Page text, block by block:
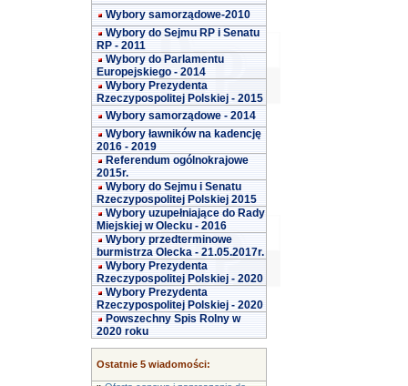
Wybory samorządowe-2010
Wybory do Sejmu RP i Senatu
RP - 2011
Wybory do Parlamentu
Europejskiego - 2014
Wybory Prezydenta
Rzeczypospolitej Polskiej - 2015
Wybory samorządowe - 2014
Wybory ławników na kadencję
2016 - 2019
Referendum ogólnokrajowe
2015r.
Wybory do Sejmu i Senatu
Rzeczypospolitej Polskiej 2015
Wybory uzupełniające do Rady
Miejskiej w Olecku - 2016
Wybory przedterminowe
burmistrza Olecka - 21.05.2017r.
Wybory Prezydenta
Rzeczypospolitej Polskiej - 2020
Wybory Prezydenta
Rzeczypospolitej Polskiej - 2020
Powszechny Spis Rolny w
2020 roku
Ostatnie 5 wiadomości: